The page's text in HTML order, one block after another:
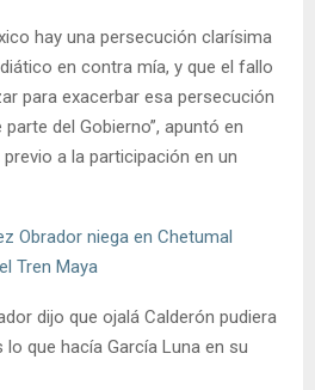
hay una persecución clarísima
en contra mía, y que el fallo
para exacerbar esa persecución
del Gobierno”, apuntó en
a la participación en un
Obrador niega en Chetumal
Tren Maya
dijo que ojalá Calderón pudiera
lo que hacía García Luna en su